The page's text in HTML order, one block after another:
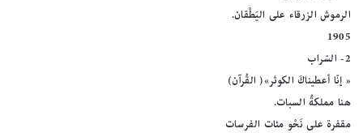
الرموش الزرقاء على اليَطْقان.
1905
2- السّراب
« إنّا أعطيناكَ الكوثر»( القُرآن)
هنا مملكةُ السبات.
مقفرة على نَحْو مئات الفرسات